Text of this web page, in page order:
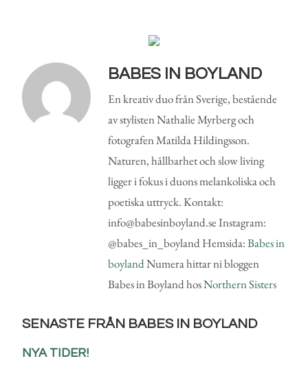
BABES IN BOYLAND
En kreativ duo från Sverige, bestående
av stylisten Nathalie Myrberg och
fotografen Matilda Hildingsson.
Naturen, hållbarhet och slow living
ligger i fokus i duons melankoliska och
poetiska uttryck. Kontakt:
info@babesinboyland.se Instagram:
@babes_in_boyland Hemsida:Babes in
boylandNumera hittar ni bloggen
Babes in Boyland hosNorthern Sisters
SENASTE FRÅN BABES IN BOYLAND
NYA TIDER!